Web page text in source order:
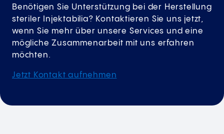
Benötigen Sie Unterstützung bei der Herstellung
steriler Injektabilia? Kontaktieren Sie uns jetzt,
wenn Sie mehr über unsere Services und eine
mögliche Zusammenarbeit mit uns erfahren
möchten.
Jetzt Kontakt aufnehmen